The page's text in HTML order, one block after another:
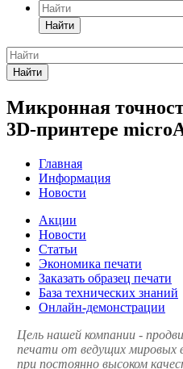
Найти
Найти
Микронная
3D-принтере
Главная
Информация
Новости
Акции
Новости
Статьи
Экономика печати
Заказать образец печати
База технических знаний
Онлайн-демонстрации
Цель нашей компании -
печати от ведущих мировых
при постоянно высоком